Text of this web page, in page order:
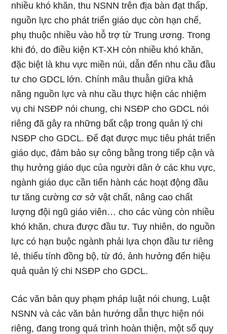
nhiều khó khăn, thu NSNN trên địa bàn đạt thấp,
nguồn lực cho phát triển giáo dục còn hạn chế,
phụ thuộc nhiều vào hỗ trợ từ Trung ương. Trong
khi đó, do điều kiện KT-XH còn nhiều khó khăn,
đặc biệt là khu vực miền núi, dẫn đến nhu cầu đầu
tư cho GDCL lớn. Chính mâu thuẫn giữa khả
năng nguồn lực và nhu cầu thực hiện các nhiệm
vụ chi NSĐP nói chung, chi NSĐP cho GDCL nói
riêng đã gây ra những bất cập trong quản lý chi
NSĐP cho GDCL. Để đạt được mục tiêu phát triển
giáo dục, đảm bảo sự công bằng trong tiếp cận và
thụ hưởng giáo dục của người dân ở các khu vực,
ngành giáo dục cần tiến hành các hoạt động đầu
tư tăng cường cơ sở vật chất, nâng cao chất
lượng đội ngũ giáo viên… cho các vùng còn nhiều
khó khăn, chưa được đầu tư. Tuy nhiên, do nguồn
lực có hạn buộc ngành phải lựa chọn đầu tư riêng
lẻ, thiếu tính đồng bộ, từ đó, ảnh hưởng đến hiệu
quả quản lý chi NSĐP cho GDCL.
Các văn bản quy phạm pháp luật nói chung, Luật
NSNN và các văn bản hướng dẫn thực hiện nói
riêng, đang trong quá trình hoàn thiện, một số quy